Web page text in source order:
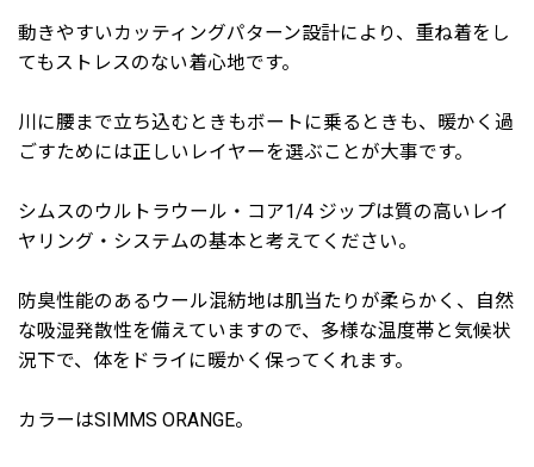
動きやすいカッティングパターン設計により、重ね着をし
てもストレスのない着心地です。
川に腰まで立ち込むときもボートに乗るときも、暖かく過
ごすためには正しいレイヤーを選ぶことが大事です。
シムスのウルトラウール・コア1/4 ジップは質の高いレイ
ヤリング・システムの基本と考えてください。
防臭性能のあるウール混紡地は肌当たりが柔らかく、自然
な吸湿発散性を備えていますので、多様な温度帯と気候状
況下で、体をドライに暖かく保ってくれます。
カラーはSIMMS ORANGE。